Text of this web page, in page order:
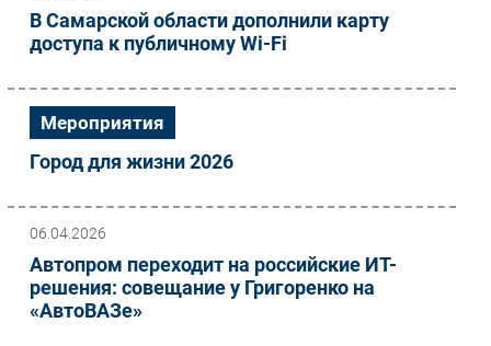
В Самарской области дополнили карту
доступа к публичному Wi-Fi
Мероприятия
Город для жизни 2026
06.04.2026
Автопром переходит на российские ИТ-
решения: совещание у Григоренко на
«АвтоВАЗе»